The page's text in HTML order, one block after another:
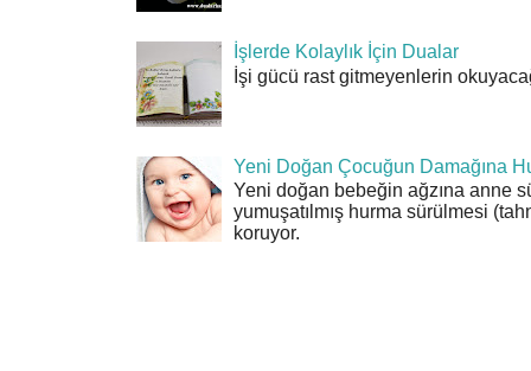
İşlerde Kolaylık İçin Dualar
İşi gücü rast gitmeyenlerin
Yeni Doğan Çocuğun Damağına
Yeni doğan bebeğin ağzına anne
yumuşatılmış hurma sürülmesi
koruyor.